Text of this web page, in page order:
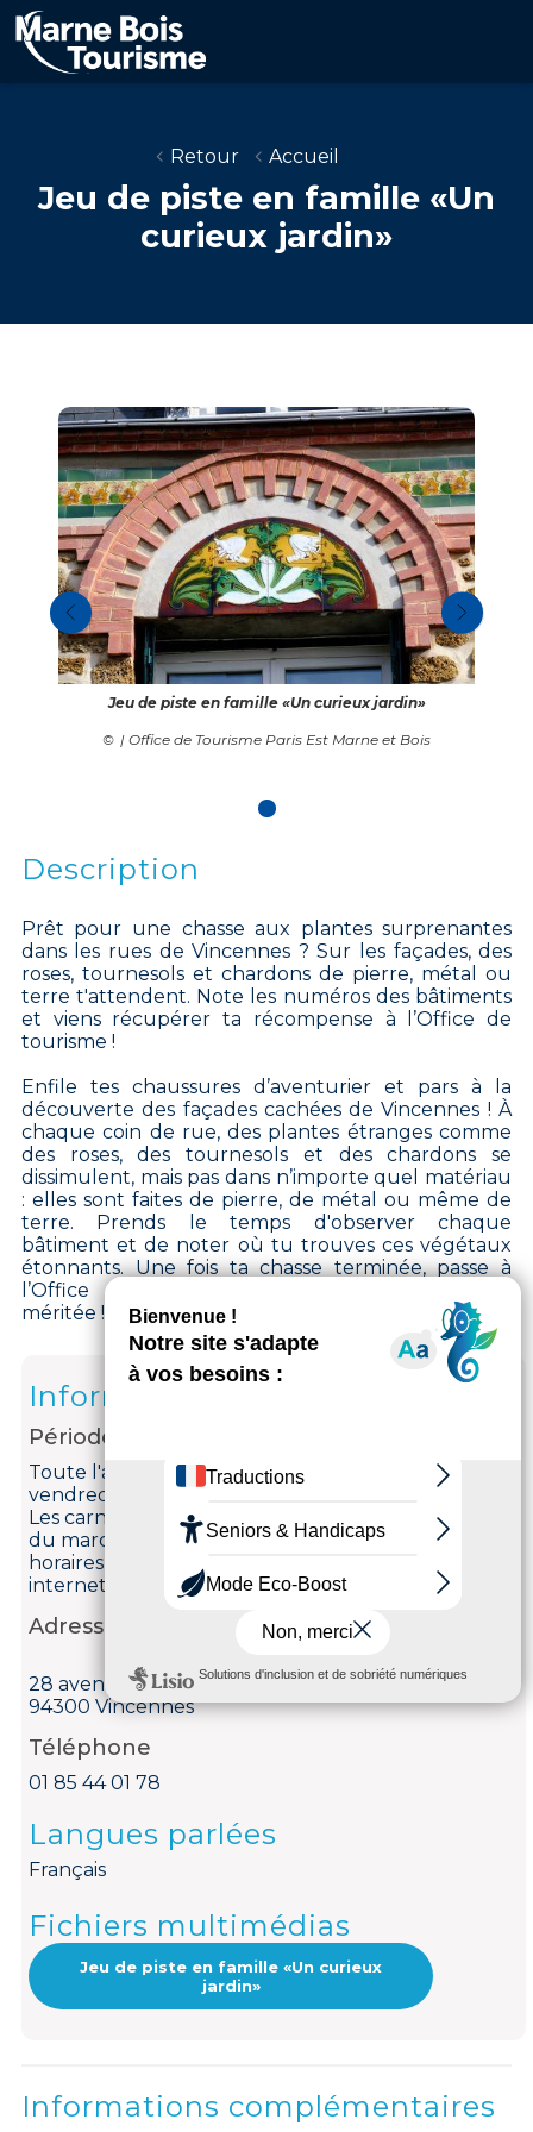
Aller
au
contenu
principal
Retour Accueil
Jeu de piste en famille «Un
curieux jardin»
Jeu de piste en famille «Un curieux jardin»
| Office de Tourisme Paris Est Marne et Bois
Description
Prêt pour une chasse aux plantes surprenantes
dans les rues de Vincennes ? Sur les façades, des
roses, tournesols et chardons de pierre, métal ou
terre t'attendent. Note les numéros des bâtiments
et viens récupérer ta récompense à l’Office de
tourisme !
Enfile tes chaussures d’aventurier et pars à la
découverte des façades cachées de Vincennes ! À
chaque coin de rue, des plantes étranges comme
des roses, des tournesols et des chardons se
dissimulent, mais pas dans n’importe quel matériau
: elles sont faites de pierre, de métal ou même de
terre. Prends le temps d'observer chaque
bâtiment et de noter où tu trouves ces végétaux
étonnants. Une fois ta chasse terminée, passe à
l’Office de tourisme pour une surprise bien
méritée !
Informations
Période d'ouverture
Toute l'année, tous les mardis, mercredis, jeudis,
vendredis et samedis.
Les carnets sont à récupérer à l'Office de tourisme
du mardi au samedi (fermé le jeudi matin) aux
horaires d'ouverture de l'Office, ou sur notre site
internet.
Adresse
28 avenue de Paris
94300 Vincennes
Téléphone
01 85 44 01 78
Langues parlées
Français
Fichiers multimédias
Jeu de piste en famille «Un curieux
jardin»
Informations complémentaires